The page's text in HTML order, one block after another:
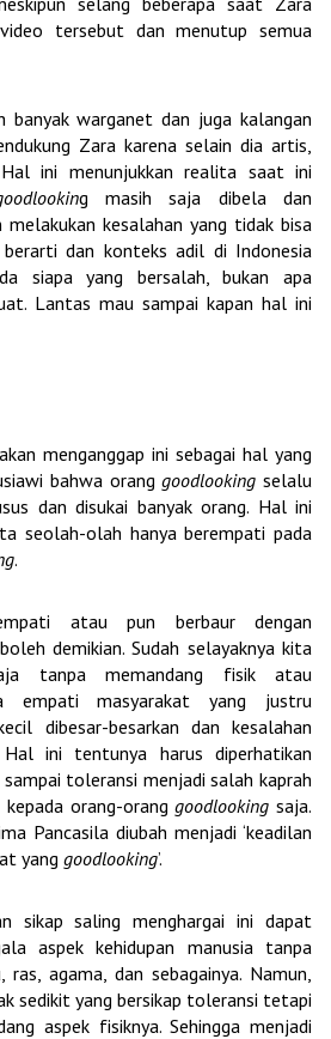
tersebut dan menutup semua
banyak warganet dan juga kalangan
Zara karena selain dia artis,
ini menunjukkan realita saat ini
g masih saja dibela dan
melakukan kesalahan yang tidak bisa
dan konteks adil di Indonesia
siapa yang bersalah, bukan apa
Lantas mau sampai kapan hal ini
menganggap ini sebagai hal yang
bahwa oranggoodlooking selalu
dan disukai banyak orang. Hal ini
seolah-olah hanya berempati pada
.
atau pun berbaur dengan
demikian. Sudah selayaknya kita
tanpa memandang fisik atau
empati masyarakat yang justru
dibesar-besarkan dan kesalahan
Hal ini tentunya harus diperhatikan
sampai toleransi menjadi salah kaprah
kepada orang-oranggoodlooking saja.
Pancasila diubah menjadi ‘keadilan
yang goodlooking’.
sikap saling menghargai ini dapat
aspek kehidupan manusia tanpa
ras, agama, dan sebagainya. Namun,
sedikit yang bersikap toleransi tetapi
aspek fisiknya. Sehingga menjadi